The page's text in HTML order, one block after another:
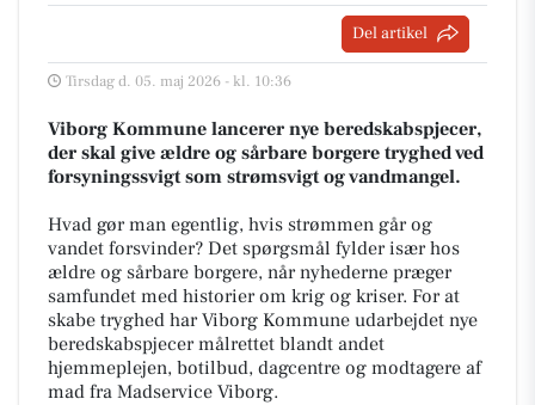
Del artikel
Tirsdag d. 05. maj 2026 - kl. 10:36
Viborg Kommune lancerer nye beredskabspjecer,
der skal give ældre og sårbare borgere tryghed ved
forsyningssvigt som strømsvigt og vandmangel.
Hvad gør man egentlig, hvis strømmen går og
vandet forsvinder? Det spørgsmål fylder især hos
ældre og sårbare borgere, når nyhederne præger
samfundet med historier om krig og kriser. For at
skabe tryghed har Viborg Kommune udarbejdet nye
beredskabspjecer målrettet blandt andet
hjemmeplejen, botilbud, dagcentre og modtagere af
mad fra Madservice Viborg.